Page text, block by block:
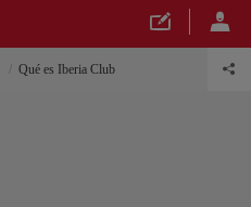
Qué es Iberia Club